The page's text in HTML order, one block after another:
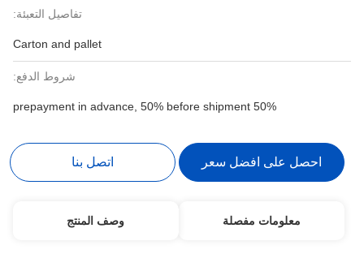
تفاصيل التعبئة:
Carton and pallet
شروط الدفع:
50% prepayment in advance, 50% before shipment
احصل على افضل سعر اتصل بنا
معلومات مفصلة وصف المنتج